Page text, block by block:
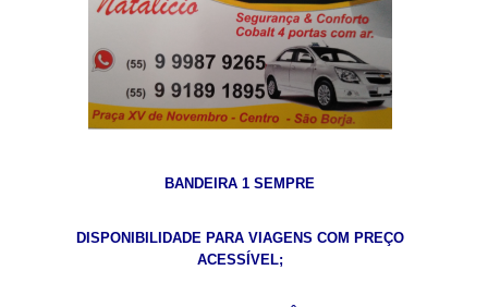
BANDEIRA 1 SEMPRE
DISPONIBILIDADE PARA VIAGENS COM PREÇO
ACESSÍVEL;